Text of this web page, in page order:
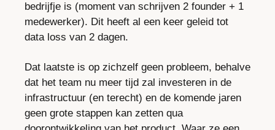
bedrijfje is (moment van schrijven 2 founder + 1
medewerker). Dit heeft al een keer geleid tot
data loss van 2 dagen.
Dat laatste is op zichzelf geen probleem, behalve
dat het team nu meer tijd zal investeren in de
infrastructuur (en terecht) en de komende jaren
geen grote stappen kan zetten qua